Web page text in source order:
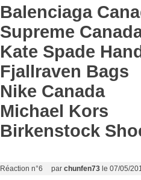
Balenciaga
Supreme
Kate Spade
Fjallraven Bags
Nike Canada
Michael Kors
Birkenstock
Réaction n°6 par chunfen73 le 07/05/